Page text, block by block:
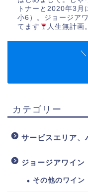
トナーと2020年3月
小6）。ジョージア
てます
人生無計画
カテゴリー
サービスエリア、
ジョージアワイン
その他のワイン